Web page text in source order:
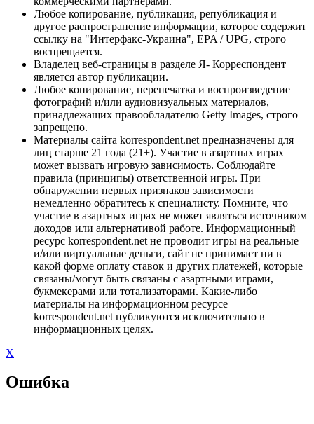
Любое копирование, публикация, републикация и
другое распространение информации, которое содержит
ссылку на "Интерфакс-Украина", EPA / UPG, строго
воспрещается.
Владелец веб-страницы в разделе Я- Корреспондент
является автор публикации.
Любое копирование, перепечатка и воспроизведение
фотографий и/или аудиовизуальных материалов,
принадлежащих правообладателю Getty Images, строго
запрещено.
Материалы сайта korrespondent.net предназначены для
лиц старше 21 года (21+). Участие в азартных играх
может вызвать игровую зависимость. Соблюдайте
правила (принципы) ответственной игры. При
обнаружении первых признаков зависимости
немедленно обратитесь к специалисту. Помните, что
участие в азартных играх не может являться источником
доходов или альтернативой работе. Информационный
ресурс korrespondent.net не проводит игры на реальные
и/или виртуальные деньги, сайт не принимает ни в
какой форме оплату ставок и других платежей, которые
связаны/могут быть связаны с азартными играми,
букмекерами или тотализаторами. Какие-либо
материалы на информационном ресурсе
korrespondent.net публикуются исключительно в
информационных целях.
X
Ошибка